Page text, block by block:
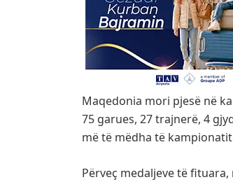
Maqedonia mori pjesë në
75 garues, 27 trajnerë, 4
më të mëdha të
Përveç medaljeve të